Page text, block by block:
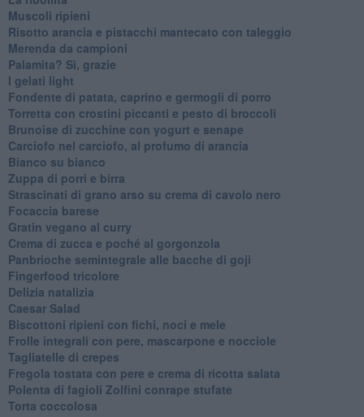
Muscoli ripieni
Risotto arancia e pistacchi mantecato con taleggio
Merenda da campioni
Palamita? Sì, grazie
I gelati light
Fondente di patata, caprino e germogli di porro
Torretta con crostini piccanti e pesto di broccoli
Brunoise di zucchine con yogurt e senape
Carciofo nel carciofo, al profumo di arancia
Bianco su bianco
Zuppa di porri e birra
Strascinati di grano arso su crema di cavolo nero
Focaccia barese
Gratin vegano al curry
Crema di zucca e poché al gorgonzola
Panbrioche semintegrale alle bacche di goji
Fingerfood tricolore
Delizia natalizia
Caesar Salad
Biscottoni ripieni con fichi, noci e mele
Frolle integrali con pere, mascarpone e nocciole
Tagliatelle di crepes
Fregola tostata con pere e crema di ricotta salata
Polenta di fagioli Zolfini conrape stufate
Torta coccolosa